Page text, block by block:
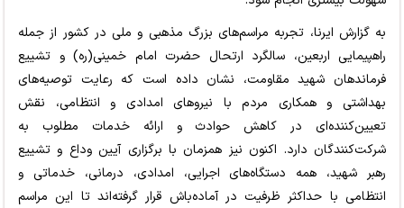
به گزارش ایرنا، تجربه مراسم‌های بزرگ مذهبی و ملی در کشور از جمله
راهپیمایی اربعین، سالگرد ارتحال حضرت امام خمینی(ره) و تشییع
فرماندهان شهید مقاومت، نشان داده است که رعایت توصیه‌های
بهداشتی و همکاری مردم با نیروهای امدادی و انتظامی، نقش
تعیین‌کننده‌ای در کاهش حوادث و ارائه خدمات مطلوب به
شرکت‌کنندگان دارد. اکنون نیز همزمان با برگزاری آیین وداع و تشییع
رهبر شهید، همه دستگاه‌های اجرایی، امدادی، درمانی، خدماتی و
انتظامی با حداکثر ظرفیت در آماده‌باش قرار گرفته‌اند تا این مراسم